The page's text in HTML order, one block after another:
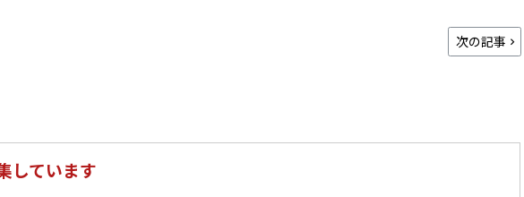
次の記事
しています